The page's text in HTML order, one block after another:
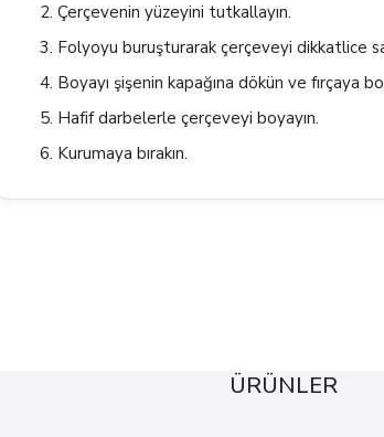
Çerçevenin yüzeyini tutkallayın.
Folyoyu buruşturarak çerçeveyi dikkatlice
Boyayı şişenin kapağına dökün ve fırçaya
Hafif darbelerle çerçeveyi boyayın.
Kurumaya bırakın.
ÜRÜNLER